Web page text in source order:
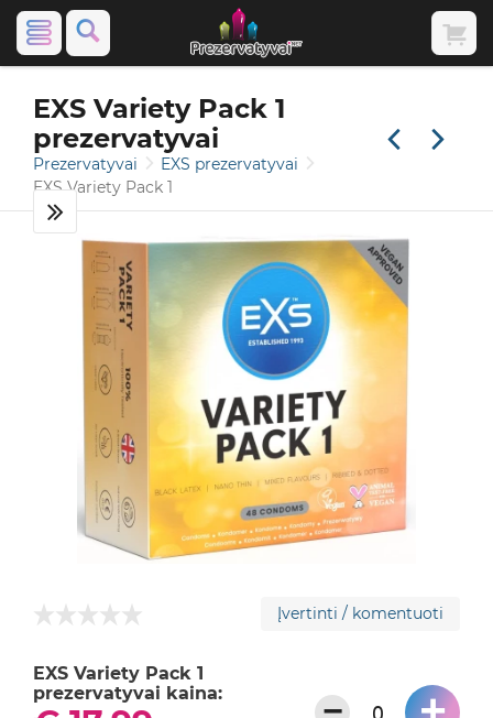
EXS Variety Pack 1
prezervatyvai
Prezervatyvai
EXS prezervatyvai
EXS Variety Pack 1
Įvertinti / komentuoti
EXS Variety Pack 1
prezervatyvai kaina: